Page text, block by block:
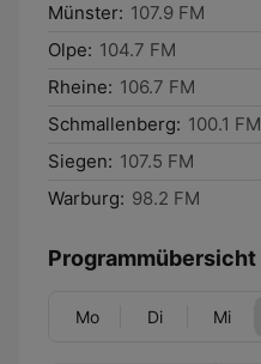
Münster: 107.9 FM
Olpe: 104.7 FM
Rheine: 106.7 FM
Schmallenberg: 100.1 FM
Siegen: 107.5 FM
Warburg: 98.2 FM
Programmübersicht
Mo Di Mi